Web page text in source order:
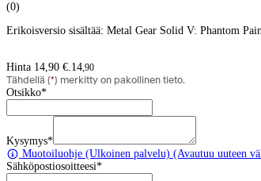
(0)
Erikoisversio sisältää: Metal Gear Solid V: Phantom
Hinta 14,90 €.14,90
Tähdellä (*) merkitty on pakollinen tieto.
Otsikko*
Kysymys*
Muotoiluohje (Ulkoinen palvelu) (Avautuu uuteen
Sähköpostiosoitteesi*